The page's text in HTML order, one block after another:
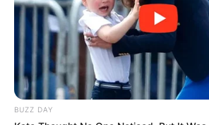
Tolong ya.. mantan biarkan saja
Jangan main api
nanti jadi
Foto – foto Asty Ananta
1. Cantik dengan pakaian musim semi
BUZZ DAY